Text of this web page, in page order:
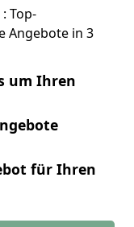
Top-
Angebote in 3
um Ihren
für Ihren